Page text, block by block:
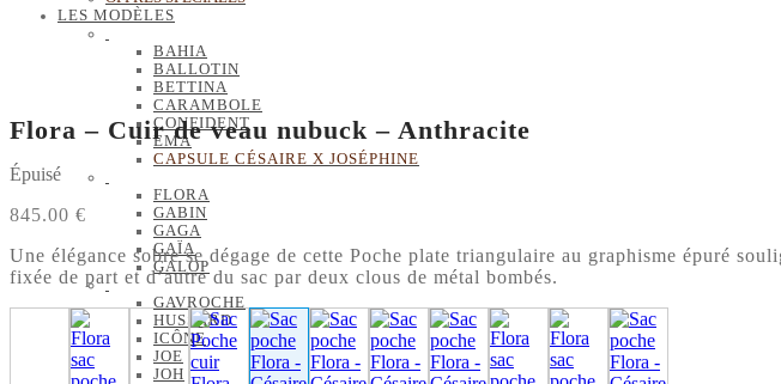
LES MODÈLES
BAHIA
BALLOTIN
BETTINA
CARAMBOLE
CONFIDENT
EMA
CAPSULE CÉSAIRE X JOSÉPHINE
FLORA
GABIN
GAGA
GAÏA
GALOP
GAVROCHE
HUSSARD
ICÔNE
JOE
JOH
Flora – Cuir de veau nubuck – Anthracite
Épuisé
845.00 €
Une élégance sobre se dégage de cette Poche plate triangulaire au graphisme épuré
fixée de part et d’autre du sac par deux clous de métal bombés.